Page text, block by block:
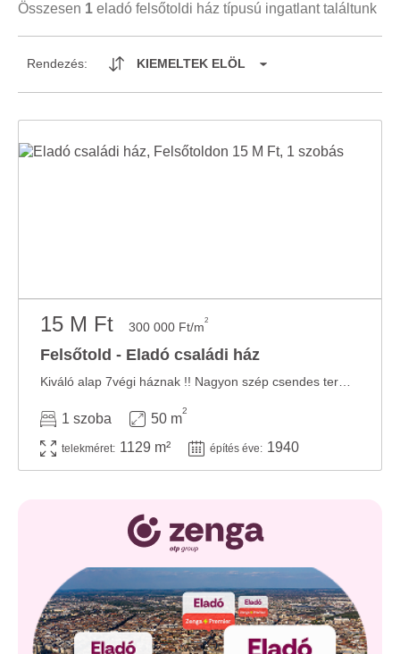
Összesen 1 eladó felsőtoldi ház típusú ingatlant találtunk
Rendezés: KIEMELTEK ELÖL
15 M Ft 300 000 Ft/m2
Felsőtold - Eladó családi ház
1 szoba 50 m
2
telekméret: 1129 m² építés éve: 1940